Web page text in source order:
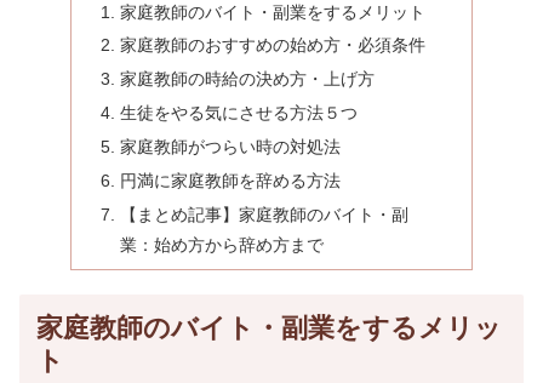
家庭教師のバイト・副業をするメリット
家庭教師のおすすめの始め方・必須条件
家庭教師の時給の決め方・上げ方
生徒をやる気にさせる方法５つ
家庭教師がつらい時の対処法
円満に家庭教師を辞める方法
【まとめ記事】家庭教師のバイト・副
業：始め方から辞め方まで
家庭教師のバイト・副業をするメリッ
ト